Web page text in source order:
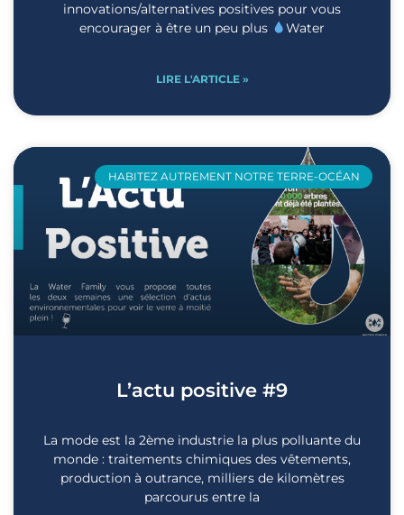
innovations/alternatives positives pour vous
encourager à être un peu plus
Water
LIRE L'ARTICLE »
HABITEZ AUTREMENT NOTRE TERRE-OCÉAN
L’actu positive #9
La mode est la 2ème industrie la plus polluante du
monde : traitements chimiques des vêtements,
production à outrance, milliers de kilomètres
parcourus entre la